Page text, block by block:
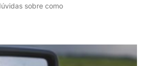
sobre como